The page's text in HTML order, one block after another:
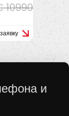
10990
и